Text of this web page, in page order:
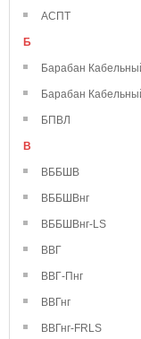
АСПТ
Б
Барабан
Барабан
БПВЛ
В
ВББШВ
ВББШВнг
ВББШВнг-LS
ВВГ
ВВГ-Пнг
ВВГнг
ВВГнг-FRLS